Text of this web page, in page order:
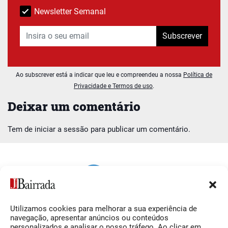
Utilizamos cookies para melhorar a sua experiência de
navegação, apresentar anúncios ou conteúdos
Deixar um comentário
Tem de iniciar a sessão para publicar um comentário.
Newsletter Semanal
Subscrever
Ao subscrever está a indicar que leu e compreendeu a nossa Política de
Privacidade e Termos de uso.
Siga-nos O Jornal da Bairrada